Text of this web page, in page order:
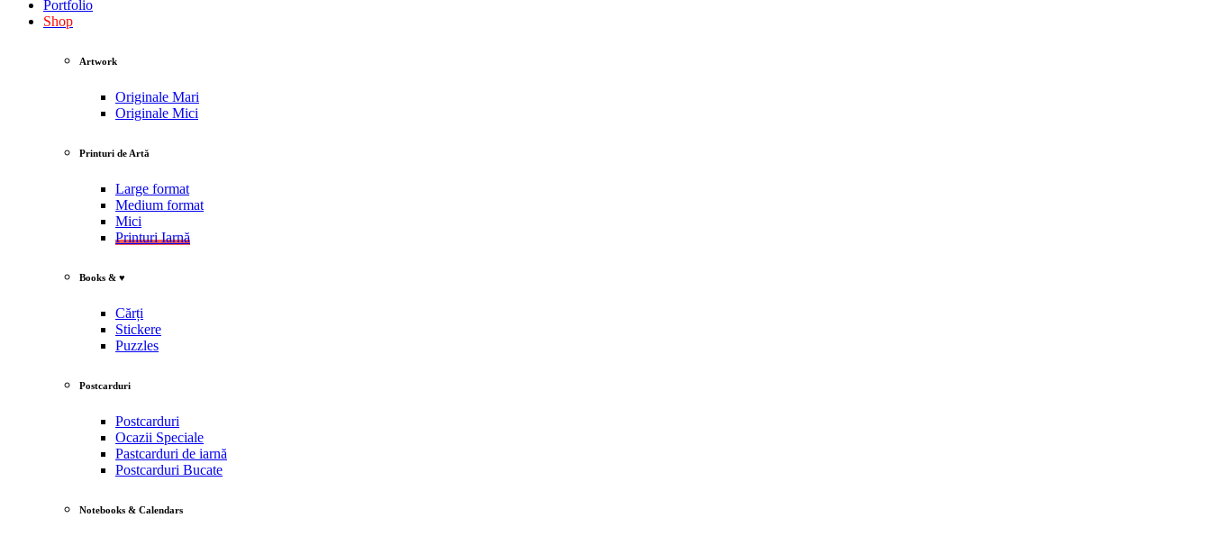
Portfolio
Shop
Artwork
Originale Mari
Originale Mici
Printuri de Artă
Large format
Medium format
Mici
Printuri Iarnă
Books & ♥
Cărți
Stickere
Puzzles
Postcarduri
Postcarduri
Ocazii Speciale
Pastcarduri de iarnă
Postcarduri Bucate
Notebooks & Calendars